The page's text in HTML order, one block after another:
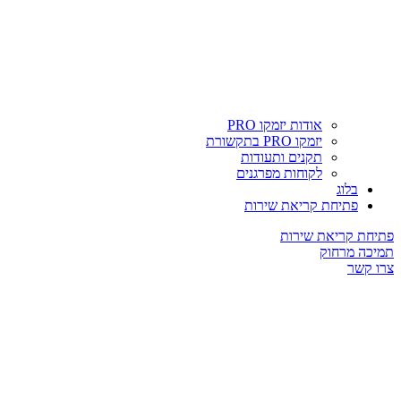
אודות יזמקו PRO
יזמקו PRO בתקשורת
תקנים ותעודות
לקוחות מפרגנים
בלוג
פתיחת קריאת שירות
פתיחת קריאת שירות
תמיכה מרחוק
צרו קשר